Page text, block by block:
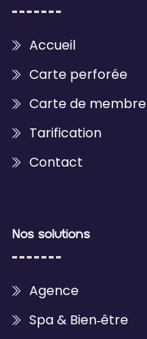
Accueil
Carte perforée
Carte de membre
Tarification
Contact
Nos solutions
Agence
Spa & Bien‑être